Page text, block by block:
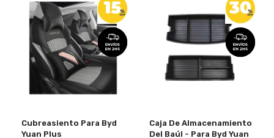
Cubreasiento Para Byd
Yuan Plus
Caja De Almacenamiento
Del Baúl - Para Byd Yuan